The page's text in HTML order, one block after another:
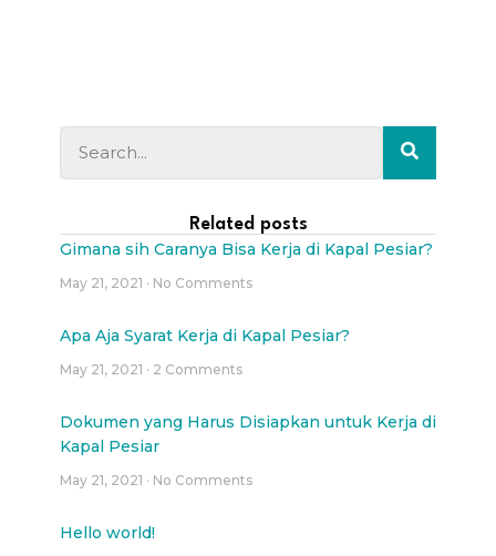
Related posts
Gimana sih Caranya Bisa Kerja di Kapal Pesiar?
May 21, 2021 No Comments
Apa Aja Syarat Kerja di Kapal Pesiar?
May 21, 2021 2 Comments
Dokumen yang Harus Disiapkan untuk Kerja di
Kapal Pesiar
May 21, 2021 No Comments
Hello world!